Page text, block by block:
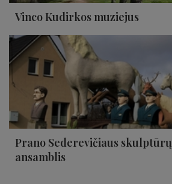
Vinco Kudirkos muziejus
Prano Sederevičiaus skulptūrų
ansamblis